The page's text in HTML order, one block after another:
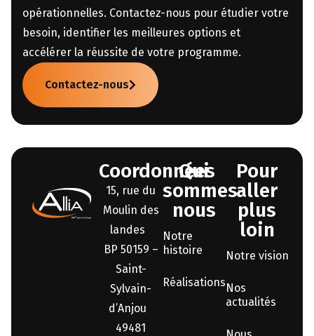
opérationnelles. Contactez-nous pour étudier votre
besoin, identifier les meilleures options et
accélérer la réussite de votre programme.
Contactez-nous
Coordonnées
15, rue du
Moulin des
landes
BP 50159 –
Saint-
Sylvain-
d’Anjou
49481
Qui
sommes-
nous
Notre
histoire
Réalisations
Pour
aller
plus
loin
Notre vision
Nos
actualités